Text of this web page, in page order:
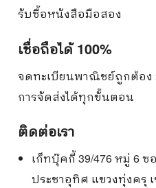
รับซื้อหนังสือมือสอง
เชื่อถือได้ 100%
จดทะเบียนพาณิชย์ถูกต้อง
การจัดส่งได้ทุกขั้นตอน
ติดต่อเรา
เก็ทบุ๊คกี้ 39/476 หมู่ 6
ประชาอุทิศ แขวงทุ่งครุ